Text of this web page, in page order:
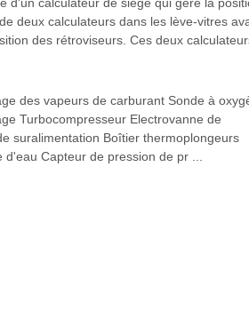
deux calculateurs dans les lève-vitres
des rétroviseurs. Ces deux
des vapeurs de carburant Sonde à
Turbocompresseur Electrovanne de
suralimentation Boîtier thermoplongeurs
Capteur de pression de pr ...